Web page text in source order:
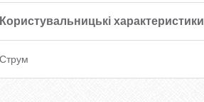
Користувальницькі характеристики
Струм